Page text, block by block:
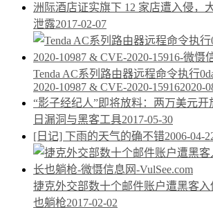
洲际酒店证实旗下 12 家店遭入侵，
泄露2017-02-07
Tenda AC系列路由器远程命令执行
2020-10987 & CVE-2020-159162020-
“影子经纪人”即将放料：两万美元开
日漏洞与黑客工具2017-05-30
[日记] 下雨的天气的确不错2006-04-
捷克外交部数十个邮件账户遭黑客
也躺枪2017-02-02